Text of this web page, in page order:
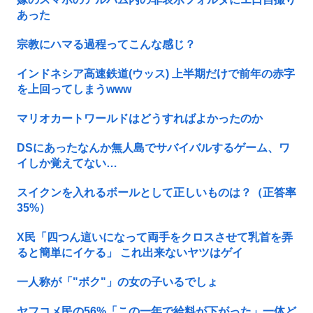
あった
宗教にハマる過程ってこんな感じ？
インドネシア高速鉄道(ウッス) 上半期だけで前年の赤字
を上回ってしまうwww
マリオカートワールドはどうすればよかったのか
DSにあったなんか無人島でサバイバルするゲーム、ワ
イしか覚えてない…
スイクンを入れるボールとして正しいものは？（正答率
35%）
X民「四つん這いになって両手をクロスさせて乳首を弄
ると簡単にイケる」 これ出来ないヤツはゲイ
一人称が「"ボク"」の女の子いるでしょ